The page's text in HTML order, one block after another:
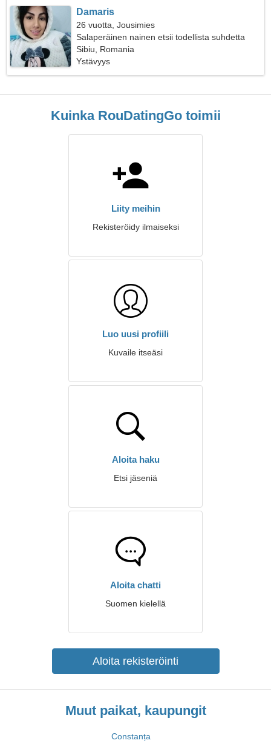
Damaris
26 vuotta, Jousimies
Salaperäinen nainen etsii todellista suhdetta
Sibiu, Romania
Ystävyys
Kuinka RouDatingGo toimii
Liity meihin
Rekisteröidy ilmaiseksi
Luo uusi profiili
Kuvaile itseäsi
Aloita haku
Etsi jäseniä
Aloita chatti
Suomen kielellä
Aloita rekisteröinti
Muut paikat, kaupungit
Constanța